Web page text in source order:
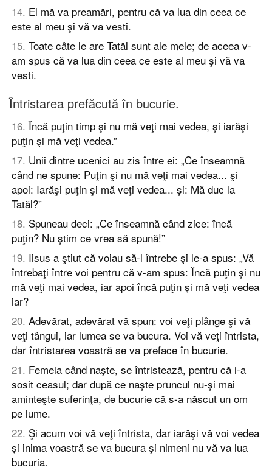
14. El mă va preamări, pentru că va lua din ceea ce
este al meu şi vă va vesti.
15. Toate câte le are Tatăl sunt ale mele; de aceea v-
am spus că va lua din ceea ce este al meu şi vă va
vesti.
Întristarea prefăcută în bucurie.
16. Încă puţin timp şi nu mă veţi mai vedea, şi iarăşi
puţin şi mă veţi vedea.”
17. Unii dintre ucenici au zis între ei: „Ce înseamnă
când ne spune: Puţin şi nu mă veţi mai vedea... şi
apoi: Iarăşi puţin şi mă veţi vedea... şi: Mă duc la
Tatăl?”
18. Spuneau deci: „Ce înseamnă când zice: încă
puţin? Nu ştim ce vrea să spună!”
19. Iisus a ştiut că voiau să-l întrebe şi le-a spus: „Vă
întrebaţi între voi pentru că v-am spus: Încă puţin şi nu
mă veţi mai vedea, iar apoi încă puţin şi mă veţi vedea
iar?
20. Adevărat, adevărat vă spun: voi veţi plânge şi vă
veţi tângui, iar lumea se va bucura. Voi vă veţi întrista,
dar întristarea voastră se va preface în bucurie.
21. Femeia când naşte, se întristează, pentru că i-a
sosit ceasul; dar după ce naşte pruncul nu-şi mai
aminteşte suferinţa, de bucurie că s-a născut un om
pe lume.
22. Şi acum voi vă veţi întrista, dar iarăşi vă voi vedea
şi inima voastră se va bucura şi nimeni nu vă va lua
bucuria.